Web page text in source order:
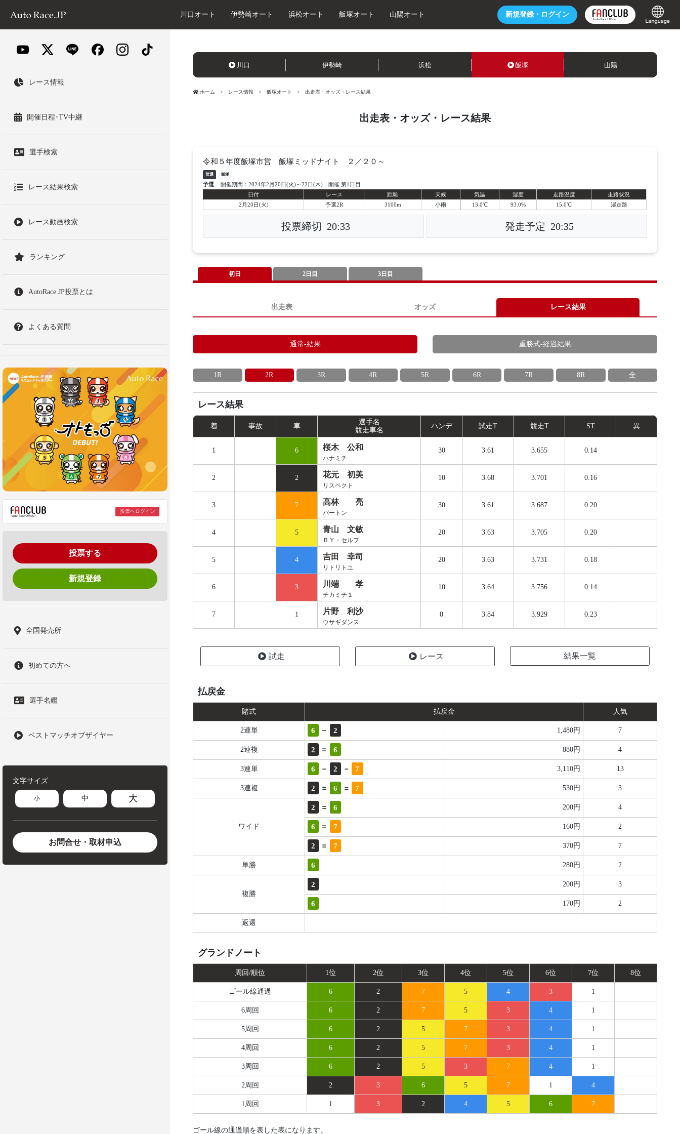
新規登録・ ログイン
川口オート 伊勢崎オート 浜松オート 飯塚オート 山陽オート
レース情報
開催日程･TV中継
選手検索
レース結果検索
レース動画検索
ランキング
AutoRace.JP投票とは
よくある質問
投票へログイン
投票する
新規登録
全国発売所
初めての方へ
選手名鑑
ベストマッチオブザイヤー
文字サイズ
小 中 大
お問合せ・取材申込
川口 伊勢崎 浜松 飯塚 山陽
ホーム レース情報 飯塚オート 出走表・オッズ・レース結果
出走表・オッズ・レース結果
令和５年度飯塚市営 飯塚ミッドナイト ２／２０～
普通 飯塚
予選
開催期間：2024年2月20日(火)～22日(木) 開催 第1日目
日付
レース 距離
天候
2月20日(火)
予選2R 3100m 小雨
気温 湿度 走路温度
走路状況
13.0℃
93.0% 15.0℃ 湿走路
投票締切 20:33 発走予定 20:35
初日 2日目 3日目
出走表 オッズ レース結果
通常-結果 重勝式-経過結果
1R 2R 3R 4R 5R 6R 7R 8R 全
レース結果
着 事故 車
選手名
競走車名
ハンデ 試走T 競走T ST 異
1 6 桜木 公和
ハナミチ
30 3.61 3.655 0.14
2 2 花元 初美
リスペクト
10 3.68 3.701 0.16
3 7 高林 亮
バートン
30 3.61 3.687 0.20
4 5 青山 文敏
ＢＹ・セルフ
20 3.63 3.705 0.20
5 4 吉田 幸司
リトリトユ
20 3.63 3.731 0.18
6 3 川端 孝
チカミチ１
10 3.64 3.756 0.14
7 1 片野 利沙
ウサギダンス
0 3.84 3.929 0.23
試走 レース 結果一覧
払戻金
賭式 払戻金 人気
2連単 6 - 2 1,480円 7
2連複 2 = 6 880円 4
3連単 6 - 2 - 7 3,110円 13
3連複 2 = 6 = 7 530円 3
ワイド
2 = 6 200円 4
6 = 7 160円 2
2 = 7 370円 7
単勝 6 280円 2
複勝
2 200円 3
6 170円 2
返還
グランドノート
周回/順位 1位 2位 3位 4位 5位 6位 7位 8位
ゴール線通過 6 2 7 5 4 3 1
6周回 6 2 7 5 3 4 1
5周回 6 2 5 7 3 4 1
4周回 6 2 5 7 3 4 1
3周回 6 2 5 3 7 4 1
2周回 2 3 6 5 7 1 4
1周回 1 3 2 4 5 6 7
ゴール線の通過順を表した表になります。